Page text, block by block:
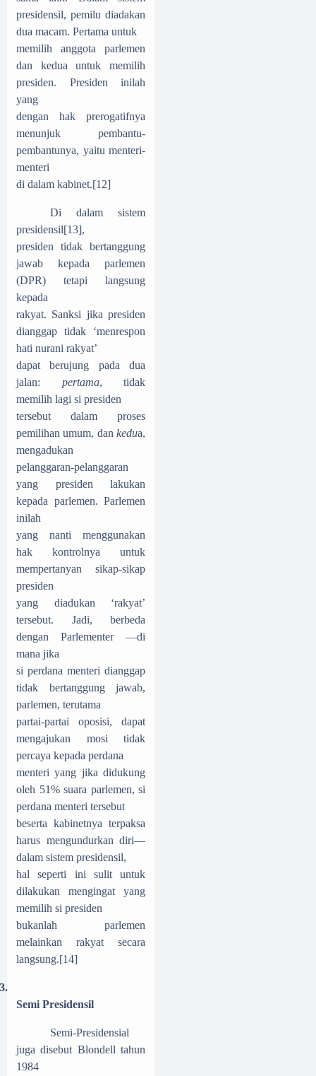
presidensil, pemilu diadakan
dua macam. Pertama untuk
memilih anggota parlemen
dan kedua untuk memilih
presiden. Presiden inilah
yang
dengan hak prerogatifnya
menunjuk pembantu-
pembantunya, yaitu menteri-
menteri
di dalam kabinet.[12]
Di dalam sistem
presidensil[13],
presiden tidak bertanggung
jawab kepada parlemen
(DPR) tetapi langsung
kepada
rakyat. Sanksi jika presiden
dianggap tidak ‘menrespon
hati nurani rakyat’
dapat berujung pada dua
jalan: pertama, tidak
memilih lagi si presiden
tersebut dalam proses
pemilihan umum, dan kedua,
mengadukan
pelanggaran-pelanggaran
yang presiden lakukan
kepada parlemen. Parlemen
inilah
yang nanti menggunakan
hak kontrolnya untuk
mempertanyan sikap-sikap
presiden
yang diadukan ‘rakyat’
tersebut. Jadi, berbeda
dengan Parlementer —di
mana jika
si perdana menteri dianggap
tidak bertanggung jawab,
parlemen, terutama
partai-partai oposisi, dapat
mengajukan mosi tidak
percaya kepada perdana
menteri yang jika didukung
oleh 51% suara parlemen, si
perdana menteri tersebut
beserta kabinetnya terpaksa
harus mengundurkan diri—
dalam sistem presidensil,
hal seperti ini sulit untuk
dilakukan mengingat yang
memilih si presiden
bukanlah parlemen
melainkan rakyat secara
langsung.[14]
3.
Semi Presidensil
Semi-Presidensial
juga disebut Blondell tahun
1984